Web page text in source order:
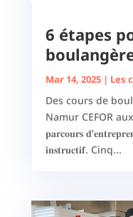
6 étapes
Mar 14, 2025| Les
Des cours de
Namur CEFOR
𝐩𝐚𝐫𝐜𝐨𝐮𝐫𝐬
𝐢𝐧𝐬𝐭𝐫𝐮𝐜𝐭𝐢𝐟. Cinq...